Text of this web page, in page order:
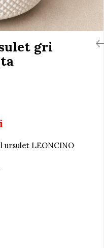
gri
ursulet LEONCINO